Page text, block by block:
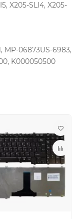
X205-SLI4, X205-
MP-06873US-6983,
K000050500